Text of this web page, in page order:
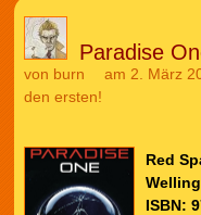
Paradise
von burn am 2. März
den ersten!
Red
ISBN: